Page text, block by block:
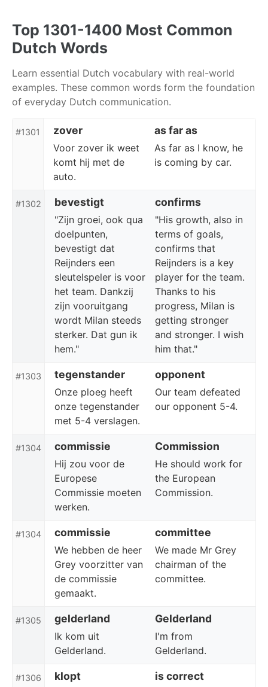
primary
navigation
content
footer
Top 1301-1400 Most Common
Dutch Words
Learn essential Dutch vocabulary with real-world
examples. These common words form the foundation
of everyday Dutch communication.
#1301 zover as far as
Voor zover ik weet
komt hij met de
auto.
As far as I know, he
is coming by car.
#1302 bevestigt confirms
"Zijn groei, ook qua
doelpunten,
bevestigt dat
Reijnders een
sleutelspeler is voor
het team. Dankzij
zijn vooruitgang
wordt Milan steeds
sterker. Dat gun ik
hem."
"His growth, also in
terms of goals,
confirms that
Reijnders is a key
player for the team.
Thanks to his
progress, Milan is
getting stronger
and stronger. I wish
him that."
#1303 tegenstander opponent
Onze ploeg heeft
onze tegenstander
met 5-4 verslagen.
Our team defeated
our opponent 5-4.
#1304 commissie Commission
Hij zou voor de
Europese
Commissie moeten
werken.
He should work for
the European
Commission.
#1304 commissie committee
We hebben de heer
Grey voorzitter van
de commissie
gemaakt.
We made Mr Grey
chairman of the
committee.
#1305 gelderland Gelderland
Ik kom uit
Gelderland.
I'm from
Gelderland.
#1306 klopt is correct